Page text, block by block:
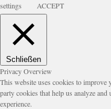
settings
ACCEPT
Schließen
Privacy Overview
This website uses cookies to improve
party cookies that help us analyze
experience.